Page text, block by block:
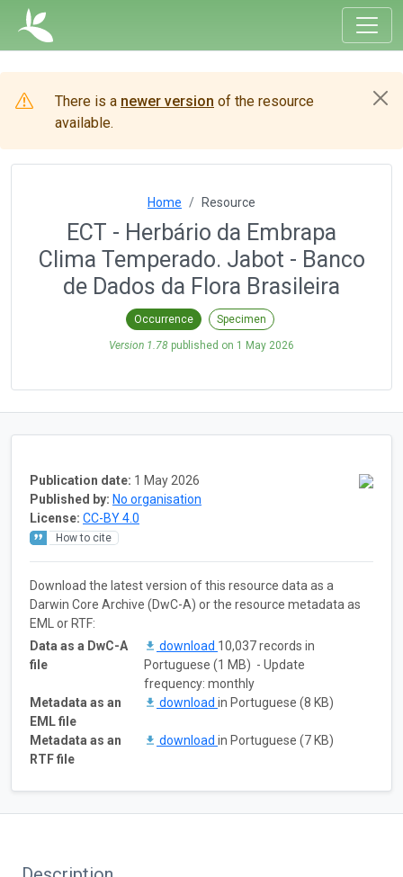
There is a newer version of the resource
available.
Home Resource
ECT - Herbário da Embrapa
Clima Temperado. Jabot - Banco
de Dados da Flora Brasileira
Occurrence Specimen
Version 1.78 published on 1 May 2026
Publication date: 1 May 2026
Published by: No organisation
License: CC-BY 4.0
How to cite
Download the latest version of this resource data as a
Darwin Core Archive (DwC-A) or the resource metadata as
EML or RTF:
Data as a DwC-A
file
download 10,037 records in
Portuguese (1 MB) - Update
frequency: monthly
Metadata as an
EML file
download in Portuguese (8 KB)
Metadata as an
RTF file
download in Portuguese (7 KB)